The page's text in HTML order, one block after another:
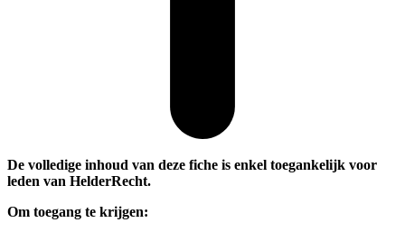
De volledige inhoud van deze fiche is enkel toegankelijk voor
leden van HelderRecht.
Om toegang te krijgen: